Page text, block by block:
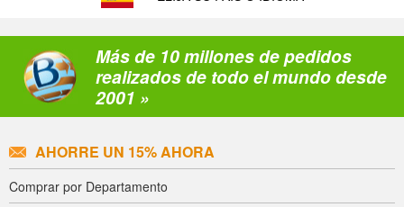
Más de 10 millones de pedidos
realizados de todo el mundo desde
2001 »
AHORRE UN 15% AHORA
Comprar por Departamento